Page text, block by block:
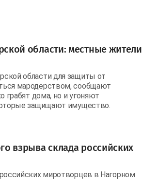
области: местные жители
области для защиты от
мародерством, сообщают
грабят дома, но и угоняют
защищают имущество.
взрыва склада российских
миротворцев в Нагорном